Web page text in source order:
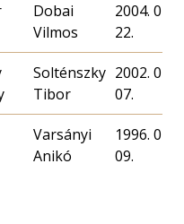
Dobai
Vilmos
2004. 01.
22.
Solténszky
Tibor
2002. 07.
07.
Varsányi
Anikó
1996. 07.
09.